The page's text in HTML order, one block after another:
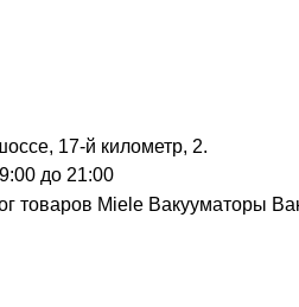
17-й километр, 2.
до 21:00
товаров Miele Вакууматоры